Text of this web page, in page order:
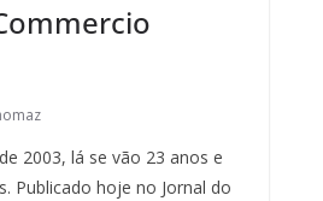
2003, lá se vão 23 anos e
Publicado hoje no Jornal do